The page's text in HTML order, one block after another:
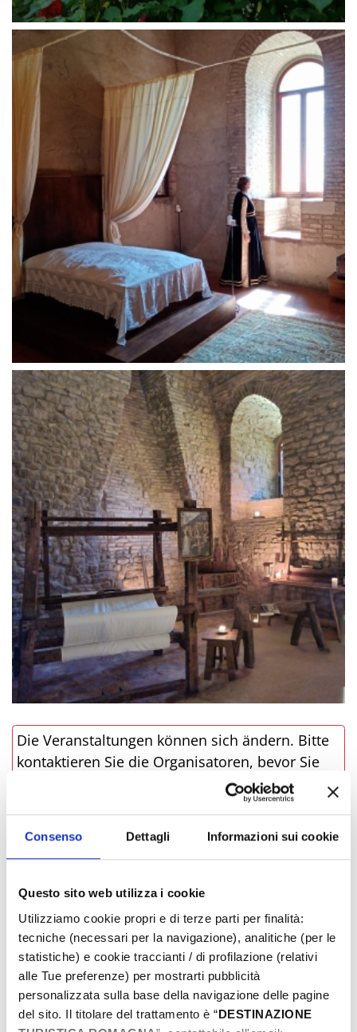
Consenso Dettagli Informazioni sui cookie
Questo sito web utilizza i cookie
Utilizziamo cookie propri e di terze parti per finalità:
tecniche (necessari per la navigazione), analitiche (per le
statistiche) e cookie traccianti / di profilazione (relativi
alle Tue preferenze) per mostrarti pubblicità
personalizzata sulla base della navigazione delle pagine
del sito. Il titolare del trattamento è “DESTINAZIONE
Die Veranstaltungen können sich ändern. Bitte
kontaktieren Sie die Organisatoren, bevor Sie
­WO